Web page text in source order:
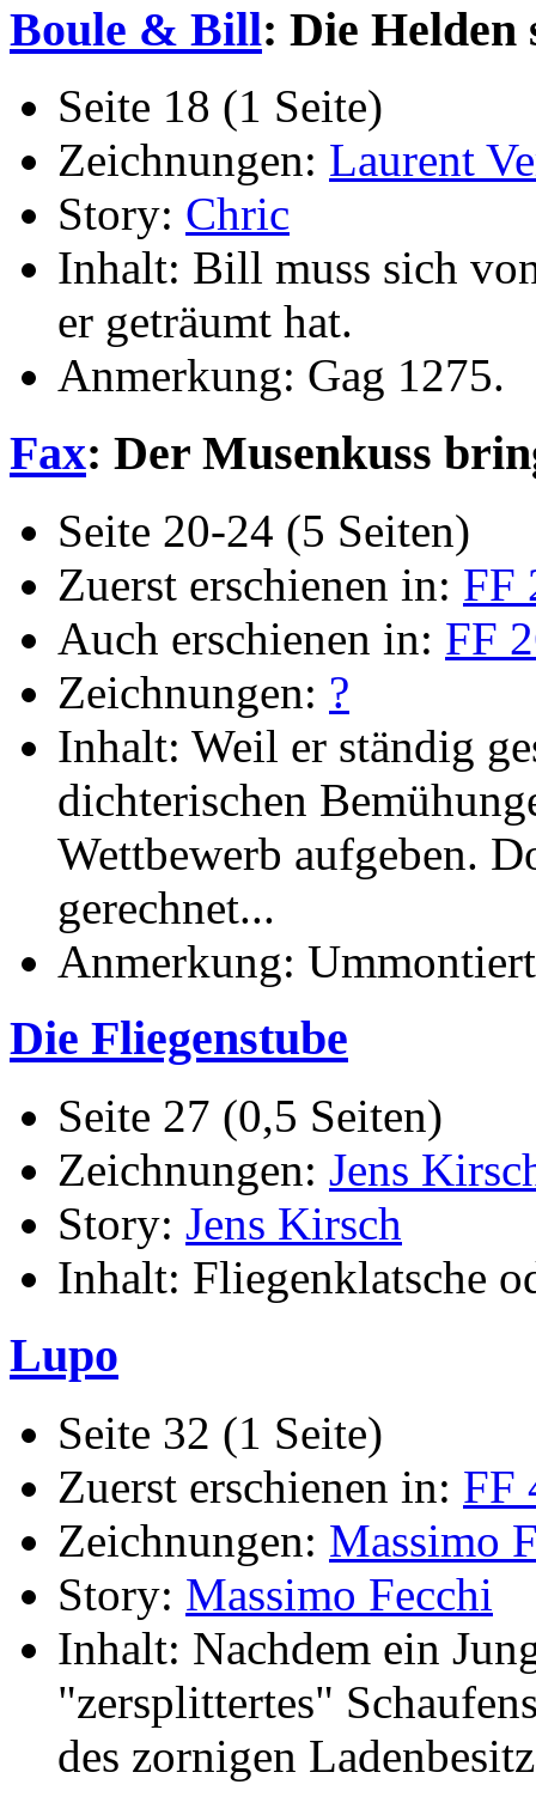
Boule & Bill: Die Helden
Seite 18 (1 Seite)
Zeichnungen: Laurent
Story: Chric
Inhalt: Bill muss sich
er geträumt hat.
Anmerkung: Gag 1275.
Fax: Der Musenkuss
Seite 20-24 (5 Seiten)
Zuerst erschienen in: FF
Auch erschienen in: FF
Zeichnungen: ?
Inhalt: Weil er ständig
dichterischen
Wettbewerb aufgeben.
gerechnet...
Anmerkung:
Die Fliegenstube
Seite 27 (0,5 Seiten)
Zeichnungen: Jens
Story: Jens Kirsch
Inhalt: Fliegenklatsche
Lupo
Seite 32 (1 Seite)
Zuerst erschienen in: FF
Zeichnungen: Massimo
Story: Massimo Fecchi
Inhalt: Nachdem ein
"zersplittertes"
des zornigen